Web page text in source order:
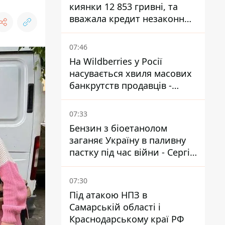
киянки 12 853 гривні, та
вважала кредит незаконним
- що вирішив суд
07:46
На Wildberries у Росії
насувається хвиля масових
банкрутств продавців -
Reuters
07:33
Бензин з біоетанолом
заганяє Україну в паливну
пастку під час війни - Сергій
Куюн
07:30
Під атакою НПЗ в
Самарській області і
Краснодарському краї РФ